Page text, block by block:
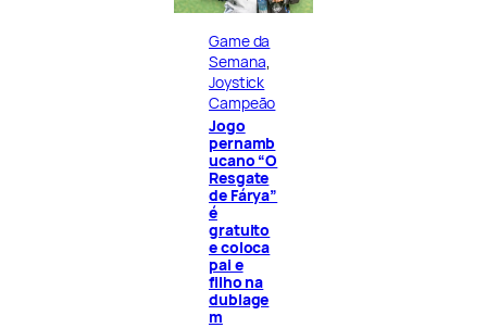
Game da
Semana
Joystick
Campeão
Jogo
pernamb
ucano “O
Resgate
de Fárya”
é
gratuito
e coloca
pai e
filho na
dublage
m